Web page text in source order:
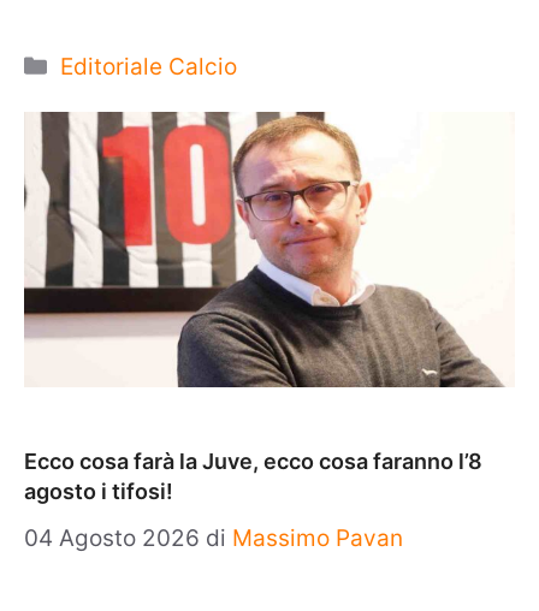
Categorie
Editoriale Calcio
Ecco cosa farà la Juve, ecco cosa faranno l’8
agosto i tifosi!
04 Agosto 2026 di Massimo Pavan